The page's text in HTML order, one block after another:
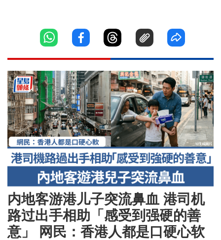
内地客游港儿子突流鼻血 港司机
路过出手相助「感受到强硬的善
意」 网民：香港人都是口硬心软